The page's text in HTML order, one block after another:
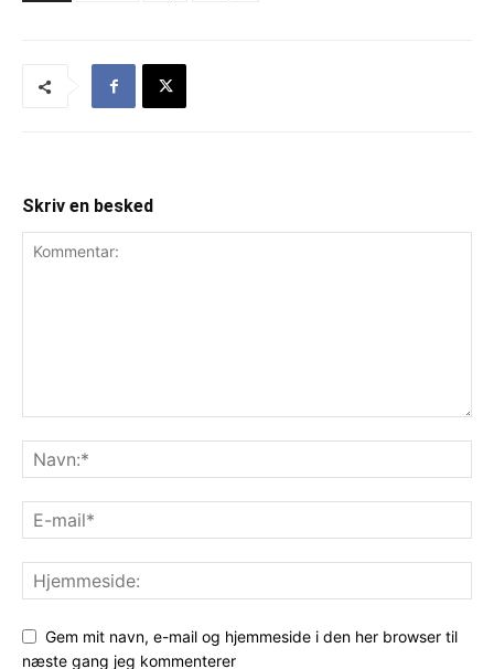
Skriv en besked
Gem mit navn, e-mail og hjemmeside i den her browser til
næste gang jeg kommenterer